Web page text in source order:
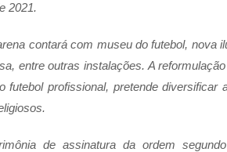
2021.
contará com museu do futebol, nova
entre outras instalações. A
futebol profissional, pretende diversificar
de assinatura da ordem